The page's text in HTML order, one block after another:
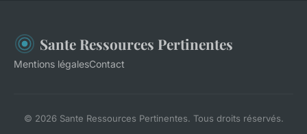
Sante Ressources Pertinentes
Mentions légalesContact
© 2026 Sante Ressources Pertinentes. Tous droits réservés.